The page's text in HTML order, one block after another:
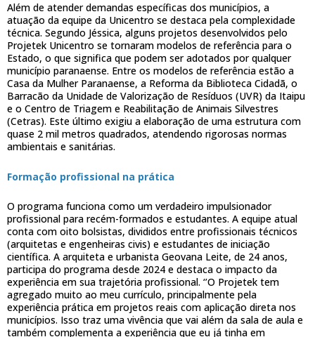
Além de atender demandas específicas dos municípios, a
atuação da equipe da Unicentro se destaca pela complexidade
técnica. Segundo Jéssica, alguns projetos desenvolvidos pelo
Projetek Unicentro se tornaram modelos de referência para o
Estado, o que significa que podem ser adotados por qualquer
município paranaense. Entre os modelos de referência estão a
Casa da Mulher Paranaense, a Reforma da Biblioteca Cidadã, o
Barracão da Unidade de Valorização de Resíduos (UVR) da Itaipu
e o Centro de Triagem e Reabilitação de Animais Silvestres
(Cetras). Este último exigiu a elaboração de uma estrutura com
quase 2 mil metros quadrados, atendendo rigorosas normas
ambientais e sanitárias.
Formação profissional na prática
O programa funciona como um verdadeiro impulsionador
profissional para recém-formados e estudantes. A equipe atual
conta com oito bolsistas, divididos entre profissionais técnicos
(arquitetas e engenheiras civis) e estudantes de iniciação
científica. A arquiteta e urbanista Geovana Leite, de 24 anos,
participa do programa desde 2024 e destaca o impacto da
experiência em sua trajetória profissional. ‘’O Projetek tem
agregado muito ao meu currículo, principalmente pela
experiência prática em projetos reais com aplicação direta nos
municípios. Isso traz uma vivência que vai além da sala de aula e
também complementa a experiência que eu já tinha em